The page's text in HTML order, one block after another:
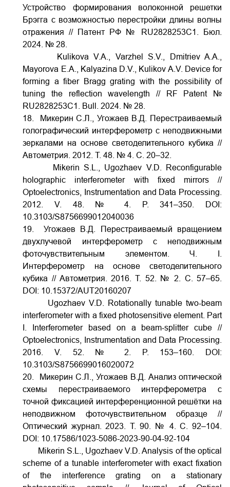
Устройство формирования волоконной решетки
Брэгга с возможностью перестройки длины волны
отражения // Патент РФ № RU2828253C1. Бюл.
2024. № 28.
Kulikova V.A., Varzhel S.V., Dmitriev A.A.,
Mayorova E.A., Kalyazina D.V., Kulikov A.V. Device for
forming a fiber Bragg grating with the possibility of
tuning the reflection wavelength // RF Patent №
RU2828253C1. Bull. 2024. № 28.
18. Микерин С.Л., Угожаев В.Д. Перестраиваемый
голографический интерферометр с неподвижными
зеркалами на основе светоделительного кубика //
Автометрия. 2012. Т. 48. № 4. С. 20–32.
Mikerin S.L., Ugozhaev V.D. Reconfigurable
holographic interferometer with fixed mirrors //
Optoelectronics, Instrumentation and Data Processing.
2012. V.
48. № 4. P. 341–350.
DOI:
10.3103/S8756699012040036
19. Угожаев В.Д. Перестраиваемый вращением
двухлучевой интерферометр с неподвижным
фоточувствительным элементом. Ч. I.
Интерферометр на основе светоделительного
кубика // Автометрия. 2016. Т. 52. № 2. С. 57–65.
DOI: 10.15372/AUT20160207
Ugozhaev V.D. Rotationally tunable two-beam
interferometer with a fixed photosensitive element. Part
I. Interferometer based on a beam-splitter cube //
Optoelectronics, Instrumentation and Data Processing.
2016. V. 52. № 2. P. 153–160.
DOI:
10.3103/S8756699016020072
20. Микерин С.Л., Угожаев В.Д. Анализ оптической
схемы перестраиваемого интерферометра с
точной фиксацией интерференционной решётки на
неподвижном фоточувствительном образце //
Оптический журнал. 2023. Т. 90. № 4. С. 92–104.
DOI: 10.17586/1023-5086-2023-90-04-92-104
Mikerin S.L., Ugozhaev V.D. Analysis of the optical
scheme of a tunable interferometer with exact fixation
of the interference grating on a stationary